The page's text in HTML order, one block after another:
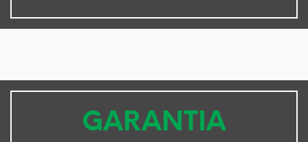
GARANTIA